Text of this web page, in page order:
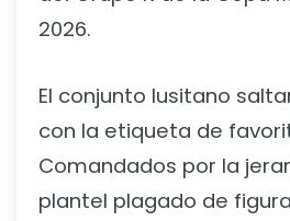
2026.
El conjunto lusitano
con la etiqueta de
Comandados por la
plantel plagado de